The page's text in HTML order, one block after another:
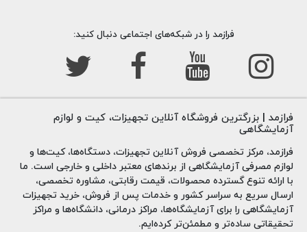
فرازمد را در شبکه‌های اجتماعی دنبال کنید:
فرازمد | بزرگترین فروشگاه آنلاین تجهیزات، کیت و لوازم
آزمایشگاهی
فرازمد، مرکز تخصصی فروش آنلاین تجهیزات، دستگاه‌ها، کیت‌ها و
لوازم مصرفی آزمایشگاهی از برندهای معتبر داخلی و خارجی است. ما
با ارائه تنوع گسترده محصولات، قیمت رقابتی، مشاوره تخصصی،
ارسال سریع به سراسر کشور و خدمات پس از فروش، خرید تجهیزات
آزمایشگاهی را برای آزمایشگاه‌ها، مراکز درمانی، دانشگاه‌ها و مراکز
تحقیقاتی ساده‌تر و مطمئن‌تر کرده‌ایم.